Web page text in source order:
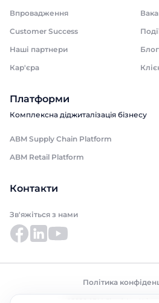
Впровадження
Customer Success
Наші партнери
Блог
Кар'єра
Платформи
Комплексна діджиталізація бізнесу
ABM Supply Chain Platform
ABM Retail Platform
Контакти
Зв'яжіться з нами
Політика